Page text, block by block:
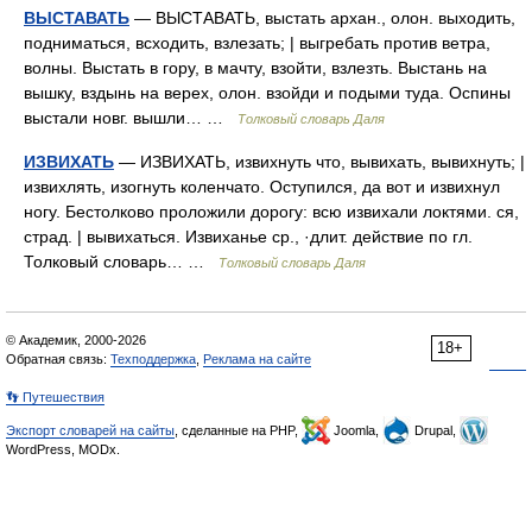
ВЫСТАВАТЬ — ВЫСТАВАТЬ, выстать архан., олон. выходить,
подниматься, всходить, взлезать; | выгребать против ветра,
волны. Выстать в гору, в мачту, взойти, взлезть. Выстань на
вышку, вздынь на верех, олон. взойди и подыми туда. Оспины
выстали новг. вышли… …
Толковый словарь Даля
ИЗВИХАТЬ — ИЗВИХАТЬ, извихнуть что, вывихать, вывихнуть; |
извихлять, изогнуть коленчато. Оступился, да вот и извихнул
ногу. Бестолково проложили дорогу: всю извихали локтями. ся,
страд. | вывихаться. Извиханье ср., ·длит. действие по гл.
Толковый словарь… …
Толковый словарь Даля
18+
© Академик, 2000-2026
Обратная связь: Техподдержка Реклама на сайте
👣 Путешествия
Экспорт словарей на сайты , сделанные на PHP, Joomla,
Drupal,
WordPress, MODx.